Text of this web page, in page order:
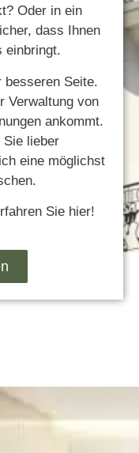
Oder in ein
dass Ihnen
einbringt.
besseren Seite.
Verwaltung von
ankommt.
Sie lieber
eine möglichst
Sie hier!